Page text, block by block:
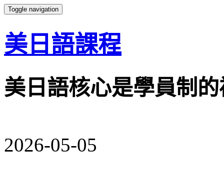
Toggle navigation
美日語課程
美日語核心是學員制
2026-05-05